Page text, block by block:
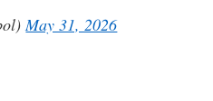
May 31, 2026